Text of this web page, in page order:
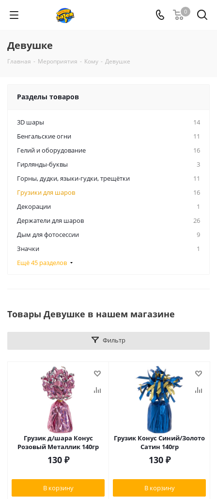
0
Девушке
Главная - Мероприятия - Кому - Девушке
Разделы товаров
3D шары
14
Бенгальские огни
11
Гелий и оборудование
16
Гирлянды-буквы
3
Горны, дудки, языки-гудки, трещётки
11
Грузики для шаров
16
Декорации
1
Держатели для шаров
26
Дым для фотосессии
9
Значки
1
Ещё 45 разделов
Товары Девушке в нашем магазине
Фильтр
Грузик д/шара Конус
Розовый Металлик 140гр
130₽
В корзину
Грузик Конус Синий/Золото
Сатин 140гр
130₽
В корзину